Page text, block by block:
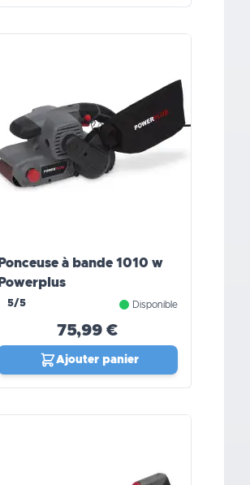
Ponceuse à bande 1010 w
Powerplus
5/5 Disponible
75,99 €
Ajouter panier